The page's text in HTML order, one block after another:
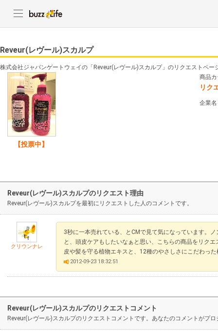
Reveur(レヴール)スカルプ
株式会社ジャパンゲートウェイの「Reveur(レヴール)スカルプ」のリクエストペー
【投票中】
商品
リク
企業
Reveur(レヴール)スカルプのリクエスト理由
Reveur(レヴール)スカルプを最初にリクエストした人のコメントです。
クリウンナレ
3秒に一本売れている、とCMで見て気になっています。
と、頭皮ケアもしたいなぁと思い、こちらの商品をリク
皮や髪を守る植物エキスと、12種のやさしさにこだわっ
2012-09-23 18:32:51
Reveur(レヴール)スカルプのリクエストコメント
Reveur(レヴール)スカルプのリクエストコメントです。あなたのコメントがプ